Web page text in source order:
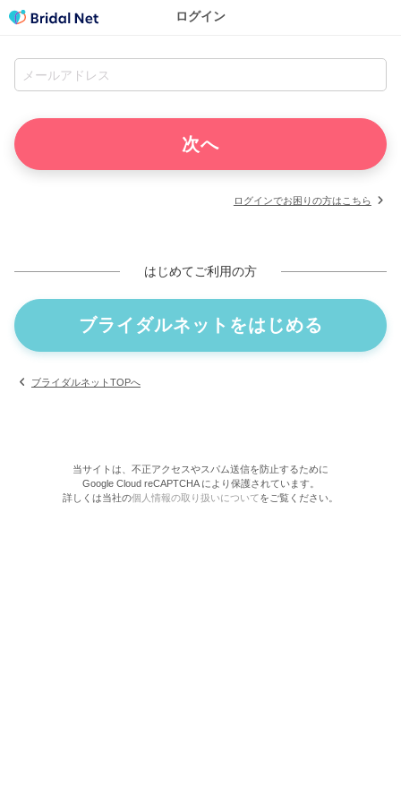
ログイン
ログインでお困りの方はこちら
はじめてご利用の方
ブライダルネットをはじめる
ブライダルネットTOPへ
当サイトは、不正アクセスやスパム送信を防止するために
Google Cloud reCAPTCHA により保護されています。
詳しくは当社の個人情報の取り扱いについてをご覧ください。